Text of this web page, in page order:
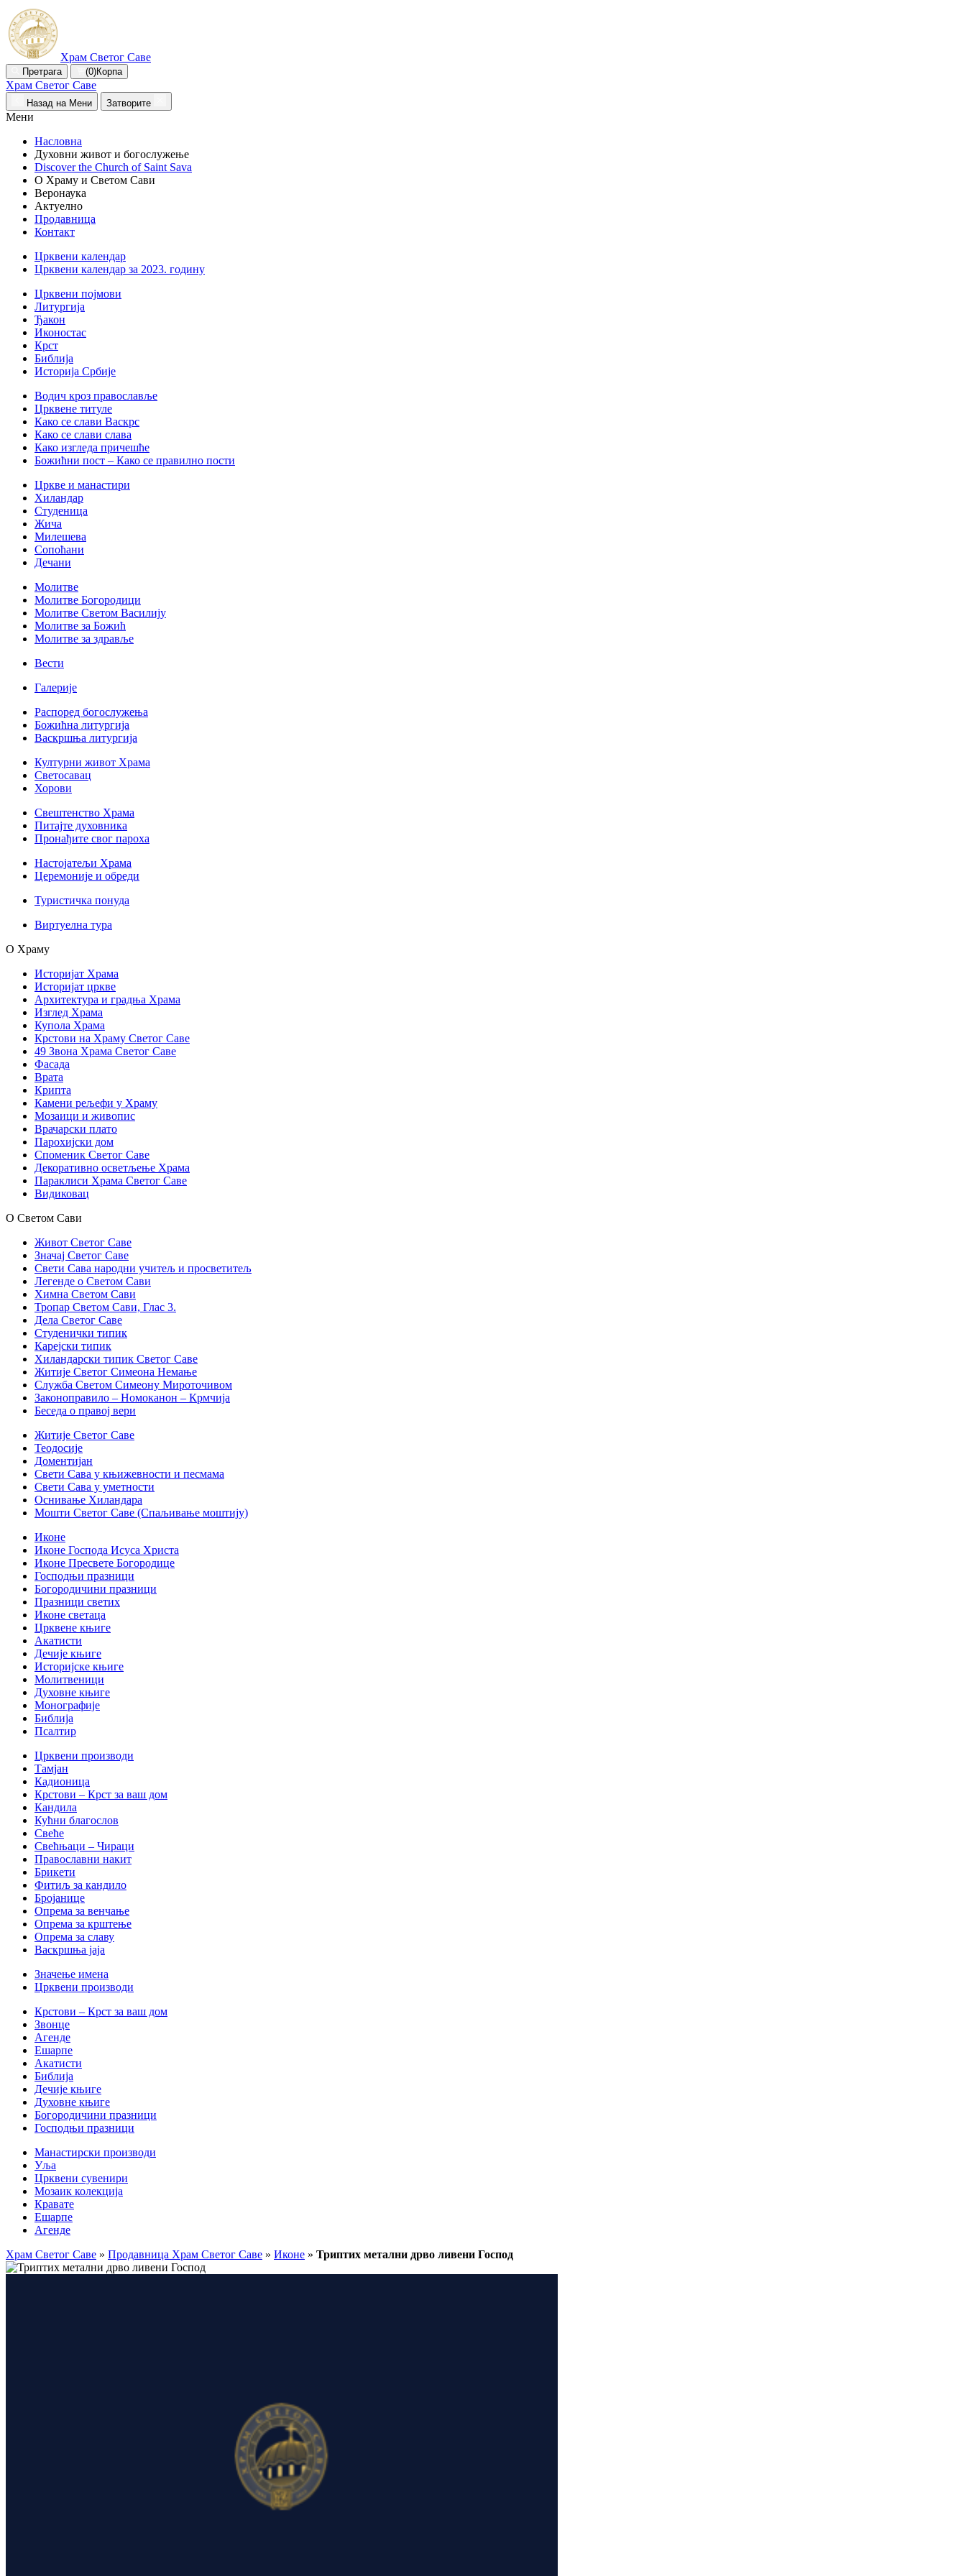
Храм Светог Саве
Претрага (0)Корпа
Храм Светог Саве
Назад на Мени Затворите
Мени
Насловна
Духовни живот и богослужење
Discover the Church of Saint Sava
О Храму и Светом Сави
Веронаука
Актуелно
Продавница
Контакт
Црквени календар
Црквени календар за 2023. годину
Црквени појмови
Литургија
Ђакон
Иконостас
Крст
Библија
Историја Србије
Водич кроз православље
Црквене титуле
Како се слави Васкрс
Како се слави слава
Како изгледа причешће
Божићни пост – Како се правилно пости
Цркве и манастири
Хиландар
Студеница
Жича
Милешева
Сопоћани
Дечани
Молитве
Молитве Богородици
Молитве Светом Василију
Молитве за Божић
Молитве за здравље
Вести
Галерије
Распоред богослужења
Божићна литургија
Васкршња литургија
Културни живот Храма
Светосавац
Хорови
Свештенство Храма
Питајте духовника
Пронађите свог пароха
Настојатељи Храма
Церемоније и обреди
Туристичка понуда
Виртуелна тура
О Храму
Историјат Храма
Историјат цркве
Архитектура и градња Храма
Изглед Храма
Купола Храма
Крстови на Храму Светог Саве
49 Звона Храма Светог Саве
Фасада
Врата
Крипта
Камени рељефи у Храму
Мозаици и живопис
Врачарски плато
Парохијски дом
Споменик Светог Саве
Декоративно осветљење Храма
Параклиси Храма Светог Саве
Видиковац
О Светом Сави
Живот Светог Саве
Значај Светог Саве
Свети Сава народни учитељ и просветитељ
Легенде о Светом Сави
Химна Светом Сави
Тропар Светом Сави, Глас 3.
Дела Светог Саве
Студенички типик
Карејски типик
Хиландарски типик Светог Саве
Житије Светог Симеона Немање
Служба Светом Симеону Мироточивом
Законоправило – Номоканон – Крмчија
Беседа о правој вери
Житије Светог Саве
Теодосије
Доментијан
Свети Сава у књижевности и песмама
Свети Сава у уметности
Оснивање Хиландара
Мошти Светог Саве (Спаљивање моштију)
Иконе
Иконе Господа Исуса Христа
Иконе Пресвете Богородице
Господњи празници
Богородичини празници
Празници светих
Иконе светаца
Црквене књиге
Акатисти
Дечије књиге
Историјске књиге
Молитвеници
Духовне књиге
Монографије
Библија
Псалтир
Црквени производи
Тамјан
Кадионица
Крстови – Крст за ваш дом
Кандила
Кућни благослов
Свеће
Свећњаци – Чираци
Православни накит
Брикети
Фитиљ за кандило
Бројанице
Опрема за венчање
Опрема за крштење
Опрема за славу
Васкршња јаја
Значење имена
Црквени производи
Крстови – Крст за ваш дом
Звонце
Агенде
Ешарпе
Акатисти
Библија
Дечије књиге
Духовне књиге
Богородичини празници
Господњи празници
Манастирски производи
Уља
Црквени сувенири
Мозаик колекција
Кравате
Ешарпе
Агенде
Храм Светог Саве » Продавница Храм Светог Саве » Иконе » Триптих метални дрво ливени Господ